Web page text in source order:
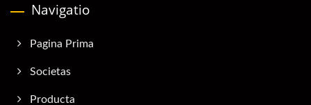
Navigatio
Pagina Prima
Societas
Producta